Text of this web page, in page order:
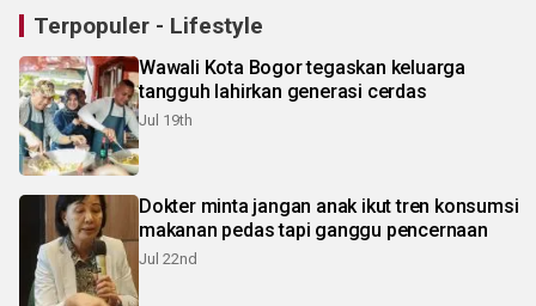
Terpopuler - Lifestyle
Wawali Kota Bogor tegaskan keluarga
tangguh lahirkan generasi cerdas
Jul 19th
Dokter minta jangan anak ikut tren konsumsi
makanan pedas tapi ganggu pencernaan
Jul 22nd